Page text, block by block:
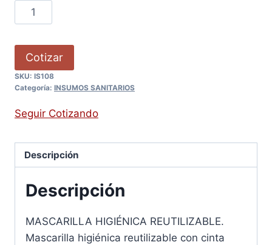
Cotizar
SKU: IS108
Categoría: INSUMOS SANITARIOS
Seguir Cotizando
Descripción
Descripción
MASCARILLA HIGIÉNICA REUTILIZABLE.
Mascarilla higiénica reutilizable con cinta